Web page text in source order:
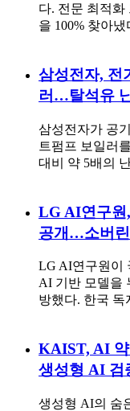
다. 전문 최적
을 100% 찾아냈
삼성전자, 전
러…탈석유
삼성전자가 공
트펌프 보일러
대비 약 5배의
LG AI연구원
공개…소버
LG AI연구원이
AI 기반 모델을
방했다. 한국
KAIST, AI
생성형 AI 검
생성형 AI의 숨